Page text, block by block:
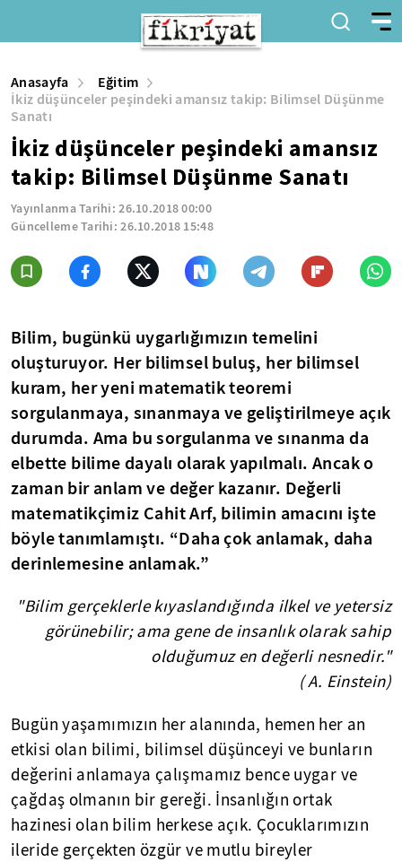
Anasayfa
Eğitim
İkiz düşünceler peşindeki amansız takip: Bilimsel Düşünme
Sanatı
İkiz düşünceler peşindeki amansız
takip: Bilimsel Düşünme Sanatı
Yayınlanma Tarihi:26.10.2018 00:00
Güncelleme Tarihi:26.10.2018 15:48
Bilim, bugünkü uygarlığımızın temelini
oluşturuyor. Her bilimsel buluş, her bilimsel
kuram, her yeni matematik teoremi
sorgulanmaya, sınanmaya ve geliştirilmeye açık
durumda. Ama bu sorgulanma ve sınanma da
elbette bilime dayalı olarak yapılmalı. Ancak o
zaman bir anlam ve değer kazanır. Değerli
matematikçimiz Cahit Arf, bilimin amacını işte
böyle tanımlamıştı. “Daha çok anlamak, daha
derinlemesine anlamak.”
"Bilim gerçeklerle kıyaslandığında ilkel ve yetersiz
görünebilir; ama gene de insanlık olarak sahip
olduğumuz en değerli nesnedir."
( A. Einstein)
Bugün yaşamımızın her alanında, hemen her an
etkisi olan bilimi, bilimsel düşünceyi ve bunların
değerini anlamaya çalışmamız bence uygar ve
çağdaş olmanın bir gereği. İnsanlığın ortak
hazinesi olan bilim herkese açık. Çocuklarımızın
ileride gerçekten özgür ve mutlu bireyler